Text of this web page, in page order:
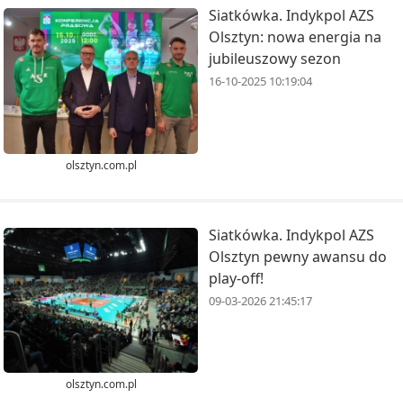
olsztyn.com.pl
Siatkówka. Indykpol AZS
Olsztyn: nowa energia na
jubileuszowy sezon
16-10-2025 10:19:04
olsztyn.com.pl
Siatkówka. Indykpol AZS
Olsztyn pewny awansu do
play-off!
09-03-2026 21:45:17